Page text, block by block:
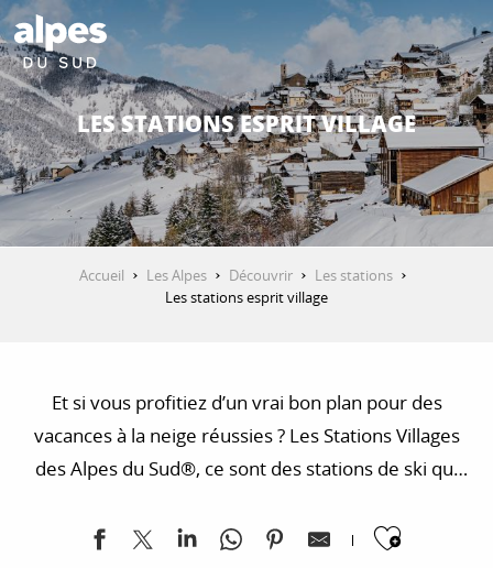
Aller
au
contenu
principal
DÉCOUVRIR
QUE FAIRE ?
SÉJOURNER
LES STATIONS ESPRIT VILLAGE
Accueil Les Alpes Découvrir
Les stations
Les stations esprit village
Et si vous profitiez d’un vrai bon plan pour des
vacances à la neige réussies ? Les Stations Villages
des Alpes du Sud®, ce sont des stations de ski qui
montagne pour vous proposer des séjours